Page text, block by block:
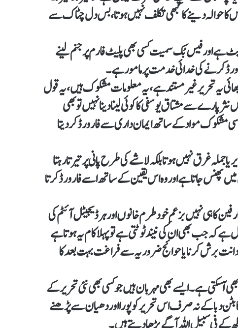
کا حوالہ دینے کا کبھی تکلف نہیں ہوتا، بس دل چٹاک سے
ہے اور فیس بُک سمیت کسی بھی پلیٹ فارم پر جنم لینے
کرنے کی خدائی خدمت پر مامور ہے۔
یہ تحریر غیر مستند ہے، یہ معلومات مشکوک ہیں، یہ قول
پارے سے مشتاق یوسفی کا کوئی لینا دینا نہیں تو بھی
مشکوک مواد کے ساتھ ایمان داری سے فارورڈ کر دیتا
جملہ غرق نہیں ہوتا بلکہ لاشے کی طرح پانی پر تیرتا رہتا
پھنس جاتا ہے اور وہ اس یقین کے ساتھ اسے فارورڈ کرتا
کا ہی نہیں بزعمِ خود طرم خانوں اور ہر ڈیجیٹل آئٹم کی
ہے کہ جب بھی ان کی نیند ٹوٹتی ہے تو پہلا کام یہ ہوتا ہے
برش کرنا یا حوائج ضروریہ سے فراغت بہت بعد کا
آ سکتی ہے۔ ایسے بھی مہربان ہیں جو کسی بھی نئی تحریر کے
دبا کے نہ صرف اس تحریر کو پورا اور دھیان سے پڑھنے